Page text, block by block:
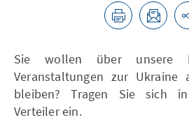
Sie wollen über unsere
Veranstaltungen zur Ukraine
bleiben? Tragen Sie sich
Verteiler ein.